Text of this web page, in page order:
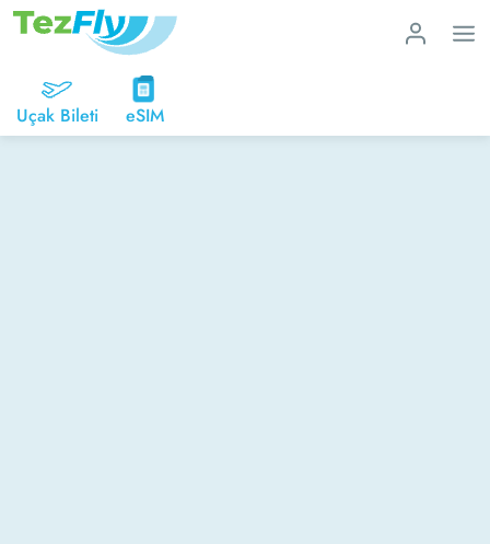
Uçak Bileti eSIM